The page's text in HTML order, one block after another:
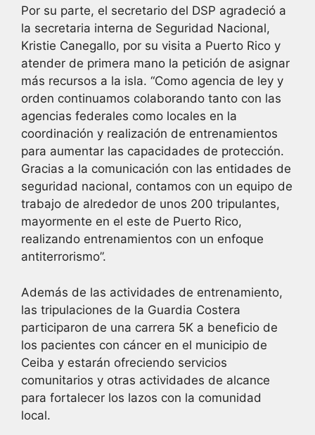
Por su parte, el secretario del DSP agradeció a
la secretaria interna de Seguridad Nacional,
Kristie Canegallo, por su visita a Puerto Rico y
atender de primera mano la petición de asignar
más recursos a la isla. “Como agencia de ley y
orden continuamos colaborando tanto con las
agencias federales como locales en la
coordinación y realización de entrenamientos
para aumentar las capacidades de protección.
Gracias a la comunicación con las entidades de
seguridad nacional, contamos con un equipo de
trabajo de alrededor de unos 200 tripulantes,
mayormente en el este de Puerto Rico,
realizando entrenamientos con un enfoque
antiterrorismo”.
Además de las actividades de entrenamiento,
las tripulaciones de la Guardia Costera
participaron de una carrera 5K a beneficio de
los pacientes con cáncer en el municipio de
Ceiba y estarán ofreciendo servicios
comunitarios y otras actividades de alcance
para fortalecer los lazos con la comunidad
local.